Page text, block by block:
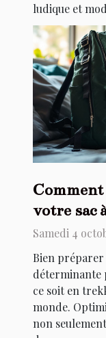
ludique et
votre sac
voyages ?
Samedi 4
Bien préparer
déterminante
ce soit en
monde.
non